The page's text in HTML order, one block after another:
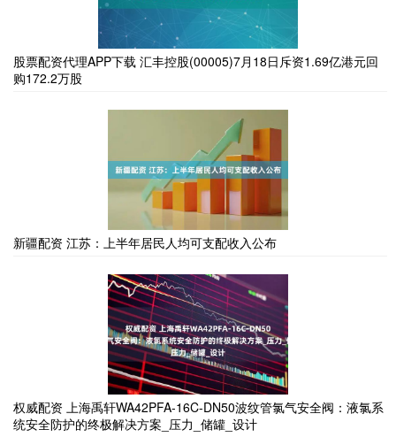
股票配资代理APP下载 汇丰控股(00005)7月18日斥资1.69亿港元回
购172.2万股
新疆配资 江苏：上半年居民人均可支配收入公布
权威配资 上海禹轩WA42PFA-16C-DN50波纹管氯气安全阀：液氯系
统安全防护的终极解决方案_压力_储罐_设计